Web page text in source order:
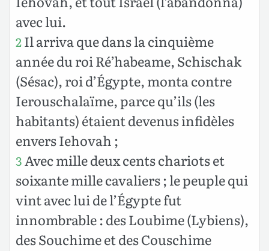
avec lui.
2Il arriva que dans la cinquième
année du roi Ré’habeame, Schischak
(Sésac), roi d’Égypte, monta contre
Ierouschalaïme, parce qu’ils (les
habitants) étaient devenus infidèles
envers Iehovah ;
3Avec mille deux cents chariots et
soixante mille cavaliers ; le peuple qui
vint avec lui de l’Égypte fut
innombrable : des Loubime (Lybiens),
des Souchime et des Couschime